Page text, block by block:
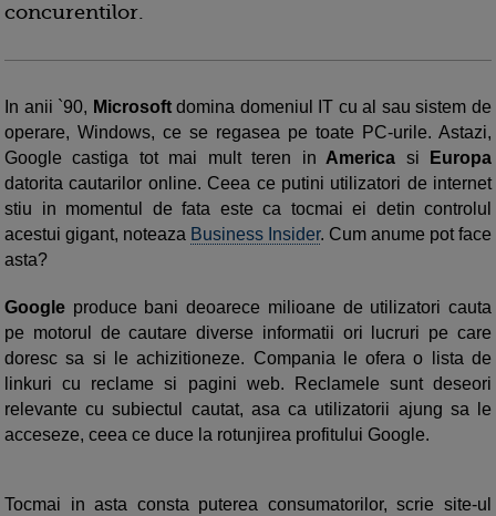
concurentilor.
In anii `90, Microsoftdomina domeniul IT cu al sau sistem de
operare, Windows, ce se regasea pe toate PC-urile. Astazi,
Google castiga tot mai mult teren in America si Europa
datorita cautarilor online. Ceea ce putini utilizatori de internet
stiu in momentul de fata este ca tocmai ei detin controlul
acestui gigant, noteaza Business Insider. Cum anume pot face
asta?
Google produce bani deoarece milioane de utilizatori cauta
pe motorul de cautare diverse informatii ori lucruri pe care
doresc sa si le achizitioneze. Compania le ofera o lista de
linkuri cu reclame si pagini web. Reclamele sunt deseori
relevante cu subiectul cautat, asa ca utilizatorii ajung sa le
acceseze, ceea ce duce la rotunjirea profitului Google.
Tocmai in asta consta puterea consumatorilor, scrie site-ul